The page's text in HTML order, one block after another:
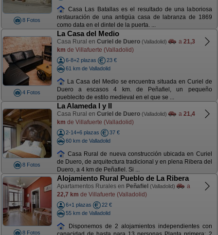
8 Fotos
Casa Las Batallas es el resultado de una laboriosa
restauración de una antigüa casa de labranza de 1869
como data en el dintel de la puerta. ...
4 Fotos
La Casa del Medio
Casa Rural en Curiel de Duero (Valladolid) a 21,3
km de Villafuerte (Valladolid)
6-8+2 plazas
23 €
61 km de Valladolid
La Casa del Medio se encuentra situada en Curiel de
Duero a escasos 4 km. de Peñafiel, un pequeño
pueblecito de estilo medieval en el que se ...
8 Fotos
La Alameda I y II
Casa Rural en Curiel de Duero (Valladolid) a 21,4
km de Villafuerte (Valladolid)
2-14+6 plazas
37 €
60 km de Valladolid
Casa Rural de nueva construcción ubicada en Curiel
de Duero, de arquitectura tradicional y en plena Ribera del
Duero, a 4 km de Peñafiel. Si ...
8 Fotos
Alojamiento Rural Pueblo de La Ribera
Apartamentos Rurales en Peñafiel (Valladolid)
a
22,7 km de Villafuerte (Valladolid)
6+1 plazas
22 €
55 km de Valladolid
Disponemos de 2 alojamientos independientes con